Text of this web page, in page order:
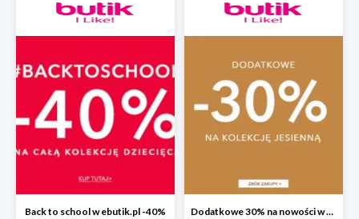
Back to school w ebutik.pl -40% Dodatkowe 30% na nowości w ebutik.pl